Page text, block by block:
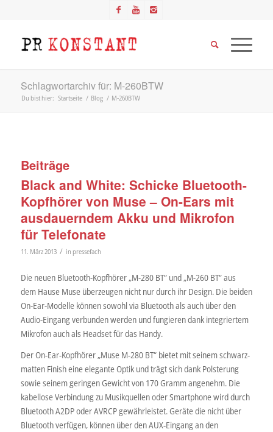
Schlagwortarchiv für: M-260BTW
Du bist hier: Startseite / Blog / M-260BTW
Beiträge
Black and White: Schicke Bluetooth-
Kopfhörer von Muse – On-Ears mit
ausdauerndem Akku und Mikrofon
für Telefonate
11. März 2013 / in pressefach
Die neuen Bluetooth-Kopfhörer „M-280 BT“ und „M-260 BT“ aus
dem Hause Muse überzeugen nicht nur durch ihr Design. Die beiden
On-Ear-Modelle können sowohl via Bluetooth als auch über den
Audio-Eingang verbunden werden und fungieren dank integriertem
Mikrofon auch als Headset für das Handy.
Der On-Ear-Kopfhörer „Muse M-280 BT“ bietet mit seinem schwarz-
matten Finish eine elegante Optik und trägt sich dank Polsterung
sowie seinem geringen Gewicht von 170 Gramm angenehm. Die
kabellose Verbindung zu Musikquellen oder Smartphone wird durch
Bluetooth A2DP oder AVRCP gewährleistet. Geräte die nicht über
Bluetooth verfügen, können über den AUX-Eingang an den